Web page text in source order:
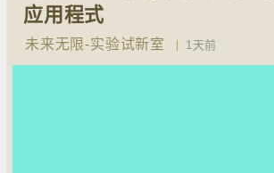
应用程式
未来无限-实验试新室 1天前